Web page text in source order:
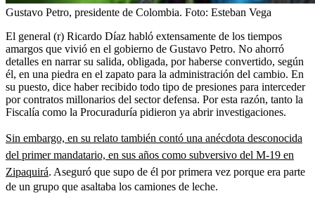
Gustavo Petro, presidente de Colombia. Foto: Esteban Vega
El general (r) Ricardo Díaz habló extensamente de los tiempos
amargos que vivió en el gobierno de Gustavo Petro. No ahorró
detalles en narrar su salida, obligada, por haberse convertido, según
él, en una piedra en el zapato para la administración del cambio. En
su puesto, dice haber recibido todo tipo de presiones para interceder
por contratos millonarios del sector defensa. Por esta razón, tanto la
Fiscalía como la Procuraduría pidieron ya abrir investigaciones.
Sin embargo, en su relato también contó una anécdota desconocida
del primer mandatario, en sus años como subversivo del M-19 en
Zipaquirá. Aseguró que supo de él por primera vez porque era parte
de un grupo que asaltaba los camiones de leche.